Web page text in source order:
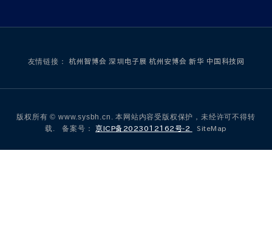
友情链接：杭州智博会 深圳电子展杭州安博会新华 中国科技网
版权所有 © www.sysbh.cn. 本网站内容受版权保护，未经许可不得转
载. 备案号：京ICP备2023012162号-2 SiteMap